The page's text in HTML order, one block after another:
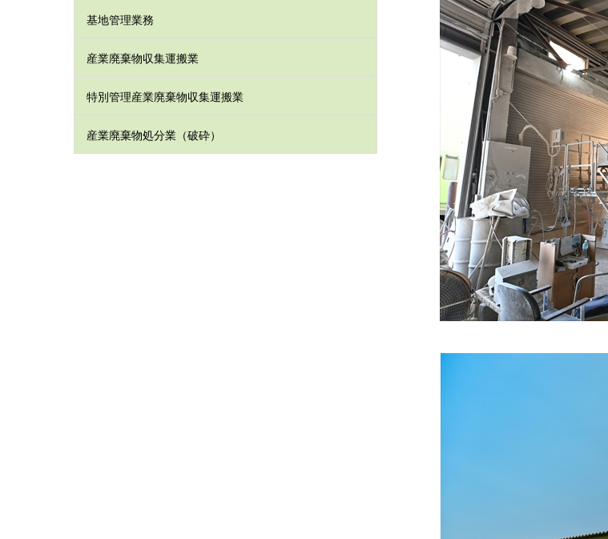
基地管理業務
産業廃棄物収集運搬業
特別管理産業廃棄物収集運搬業
産業廃棄物処分業（破砕）